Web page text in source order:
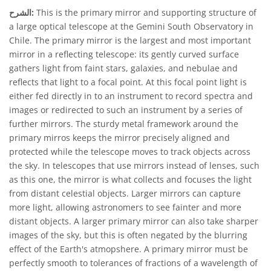
الشرح: This is the primary mirror and supporting structure of
a large optical telescope at the Gemini South Observatory in
Chile. The primary mirror is the largest and most important
mirror in a reflecting telescope: its gently curved surface
gathers light from faint stars, galaxies, and nebulae and
reflects that light to a focal point. At this focal point light is
either fed directly in to an instrument to record spectra and
images or redirected to such an instrument by a series of
further mirrors. The sturdy metal framework around the
primary mirros keeps the mirror precisely aligned and
protected while the telescope moves to track objects across
the sky. In telescopes that use mirrors instead of lenses, such
as this one, the mirror is what collects and focuses the light
from distant celestial objects. Larger mirrors can capture
more light, allowing astronomers to see fainter and more
distant objects. A larger primary mirror can also take sharper
images of the sky, but this is often negated by the blurring
effect of the Earth's atmopshere. A primary mirror must be
perfectly smooth to tolerances of fractions of a wavelength of